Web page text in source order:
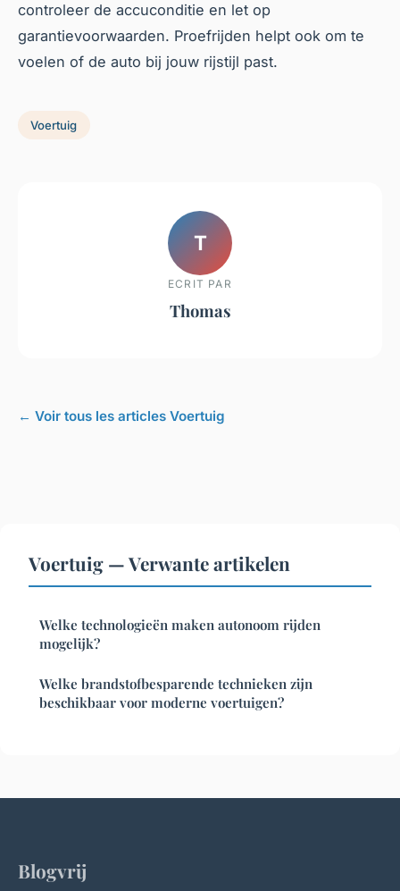
controleer de accuconditie en let op
garantievoorwaarden. Proefrijden helpt ook om te
voelen of de auto bij jouw rijstijl past.
Voertuig
T
ECRIT PAR
Thomas
← Voir tous les articles Voertuig
Voertuig — Verwante artikelen
Welke technologieën maken autonoom rijden
mogelijk?
Welke brandstofbesparende technieken zijn
beschikbaar voor moderne voertuigen?
Blogvrij